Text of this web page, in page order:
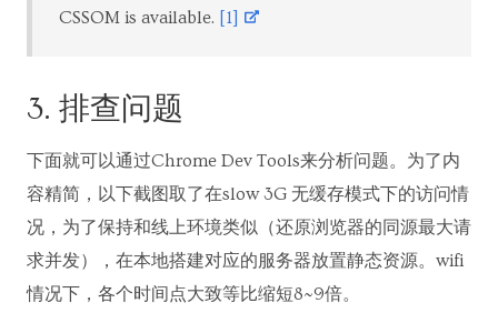
CSSOM is available.
[1]
3. 排查问题
下面就可以通过Chrome Dev Tools来分析问题。为了内
容精简，以下截图取了在slow 3G 无缓存模式下的访问情
况，为了保持和线上环境类似（还原浏览器的同源最大请
求并发），在本地搭建对应的服务器放置静态资源。wifi
情况下，各个时间点大致等比缩短8~9倍。